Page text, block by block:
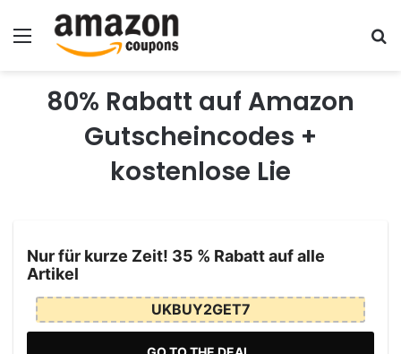
Menu
80% Rabatt auf Amazon
Gutscheincodes +
kostenlose Lie
Nur für kurze Zeit! 35 % Rabatt auf alle
Artikel
UKBUY2GET7